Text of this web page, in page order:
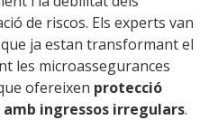
de riscos. Els experts van
ja estan transformant el
les microassegurances
ofereixen protecció
ingressos irregulars.